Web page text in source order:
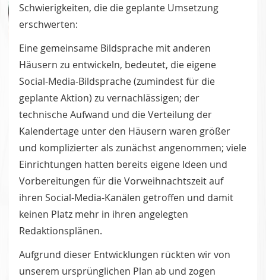
Schwierigkeiten, die die geplante Umsetzung
erschwerten:
Eine gemeinsame Bildsprache mit anderen
Häusern zu entwickeln, bedeutet, die eigene
Social-Media-Bildsprache (zumindest für die
geplante Aktion) zu vernachlässigen; der
technische Aufwand und die Verteilung der
Kalendertage unter den Häusern waren größer
und komplizierter als zunächst angenommen; viele
Einrichtungen hatten bereits eigene Ideen und
Vorbereitungen für die Vorweihnachtszeit auf
ihren Social-Media-Kanälen getroffen und damit
keinen Platz mehr in ihren angelegten
Redaktionsplänen.
Aufgrund dieser Entwicklungen rückten wir von
unserem ursprünglichen Plan ab und zogen